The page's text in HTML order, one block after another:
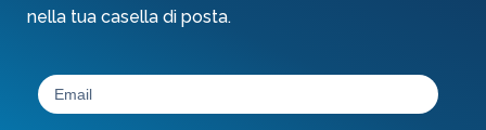
nella tua casella di posta.